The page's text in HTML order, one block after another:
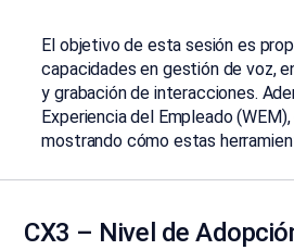
El objetivo de esta sesión es
capacidades en gestión de voz,
y grabación de interacciones.
Experiencia del Empleado
mostrando cómo estas
CX3 – Nivel de